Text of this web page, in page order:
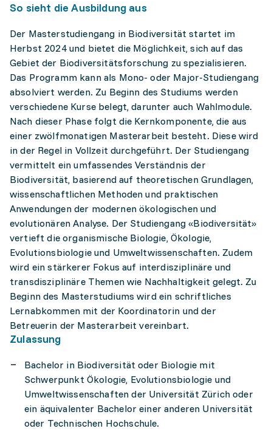
So sieht die Ausbildung aus
Der Masterstudiengang in Biodiversität startet im
Herbst 2024 und bietet die Möglichkeit, sich auf das
Gebiet der Biodiversitätsforschung zu spezialisieren.
Das Programm kann als Mono- oder Major-Studiengang
absolviert werden. Zu Beginn des Studiums werden
verschiedene Kurse belegt, darunter auch Wahlmodule.
Nach dieser Phase folgt die Kernkomponente, die aus
einer zwölfmonatigen Masterarbeit besteht. Diese wird
in der Regel in Vollzeit durchgeführt. Der Studiengang
vermittelt ein umfassendes Verständnis der
Biodiversität, basierend auf theoretischen Grundlagen,
wissenschaftlichen Methoden und praktischen
Anwendungen der modernen ökologischen und
evolutionären Analyse. Der Studiengang «Biodiversität»
vertieft die organismische Biologie, Ökologie,
Evolutionsbiologie und Umweltwissenschaften. Zudem
wird ein stärkerer Fokus auf interdisziplinäre und
transdisziplinäre Themen wie Nachhaltigkeit gelegt. Zu
Beginn des Masterstudiums wird ein schriftliches
Lernabkommen mit der Koordinatorin und der
Betreuerin der Masterarbeit vereinbart.
Zulassung
Bachelor in Biodiversität oder Biologie mit
Schwerpunkt Ökologie, Evolutionsbiologie und
Umweltwissenschaften der Universität Zürich oder
ein äquivalenter Bachelor einer anderen Universität
oder Technischen Hochschule.